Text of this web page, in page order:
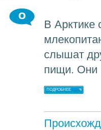
0
В Арктике
слышат
пищи. Они
ПОДРОБНЕЕ